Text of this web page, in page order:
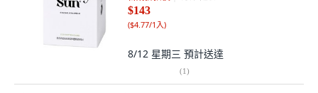
$143
($4.77/1入)
8/12 星期三 預計送達
(1)